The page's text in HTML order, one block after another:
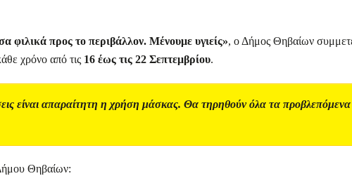
φιλικά προς το περιβάλλον. Μένουμε υγιείς», ο Δήμος Θηβαίων
χρόνο από τις 16 έως τις 22 Σεπτεμβρίου.
είναι απαραίτητη η χρήση μάσκας.Θα τηρηθούν όλα τα
Θηβαίων: